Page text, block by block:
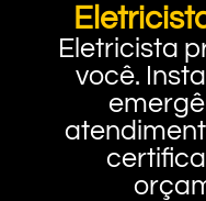
Eletricista
você.